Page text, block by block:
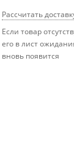
Рассчитать
Если товар
его в лист
вновь появится